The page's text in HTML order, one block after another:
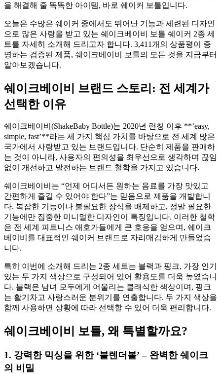
을 해결해 줄 똑똑한 아이템, 바로 쉐이커 보틀입니다.
오늘은 수많은 쉐이커 중에서도 뛰어난 기능과 세련된 디자인
으로 많은 사랑을 받고 있는 쉐이크베이비 보틀 쉐이커 2종 세
트를 자세히 소개해 드리고자 합니다. 3,411개의 상품평이 증
명하는 검증된 제품, 쉐이크베이비 보틀의 모든 것을 지금부터
알아보겠습니다.
쉐이크베이비 브랜드 스토리: 전 세계가
선택한 이유
쉐이크베이비(ShakeBaby Bottle)는 2020년 런칭 이후 **’easy,
simple, fast’**라는 세 가지 핵심 가치를 바탕으로 전 세계 많은
국가에서 사랑받고 있는 브랜드입니다. 단순히 제품을 판매하
는 것이 아니라, 사용자의 편의성을 최우선으로 생각하며 끊임
없이 개선하고 발전하는 브랜드 철학을 가지고 있습니다.
쉐이크베이비는 “언제 어디서든 원하는 음료를 가장 맛있고
간편하게 즐길 수 있어야 한다”는 믿음으로 제품을 개발합니
다. 복잡한 기능이나 불필요한 장식을 배제하고, 정말 필요한
기능에만 집중한 미니멀한 디자인이 특징입니다. 이러한 철학
은 전 세계 피트니스 애호가들에게 큰 호응을 얻으며, 쉐이크
베이비를 대표적인 쉐이커 브랜드로 자리매김하게 만들었습
니다.
특히 이번에 소개해 드리는 2종 세트는 블랙과 핑크, 가장 인기
있는 두 가지 색상으로 구성되어 있어 활용도를 더욱 높였습니
다. 블랙은 남녀 모두에게 어울리는 클래식한 색상이며, 핑크
는 활기차고 사랑스러운 분위기를 연출합니다. 두 가지 색상을
함께 사용하면 상황에 따라 선택할 수 있어 더욱 편리합니다.
쉐이크베이비 보틀, 왜 특별할까요?
1. 강력한 믹싱을 위한 ‘블렌더볼’ – 완벽한 쉐이크
의 비밀